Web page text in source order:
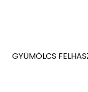
GYÜMÖLCS